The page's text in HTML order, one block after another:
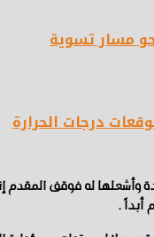
مسار تسوية
درجات الحرارة
له فوقف المقدم
أبداً .